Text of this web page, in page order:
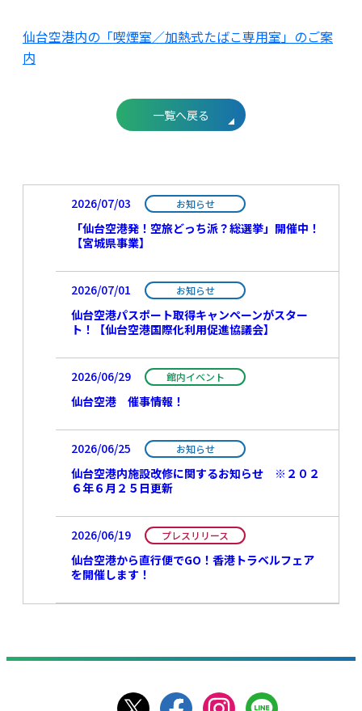
仙台空港内の「喫煙室／加熱式たばこ専用室」のご案
内
一覧へ戻る
2026/07/03 お知らせ
「仙台空港発！空旅どっち派？総選挙」開催中！
【宮城県事業】
2026/07/01 お知らせ
仙台空港パスポート取得キャンペーンがスター
ト！【仙台空港国際化利用促進協議会】
2026/06/29 館内イベント
仙台空港 催事情報！
2026/06/25 お知らせ
仙台空港内施設改修に関するお知らせ ※２０２
６年６月２５日更新
2026/06/19 プレスリリース
仙台空港から直行便でGO！香港トラベルフェア
を開催します！